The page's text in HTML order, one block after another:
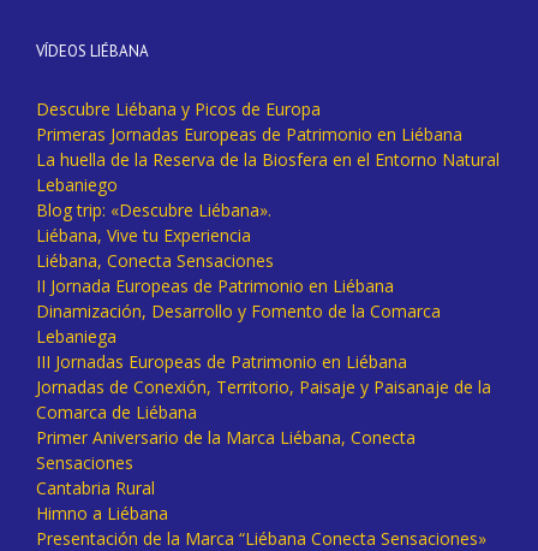
VÍDEOS LIÉBANA
Descubre Liébana y Picos de Europa
Primeras Jornadas Europeas de Patrimonio en Liébana
La huella de la Reserva de la Biosfera en el Entorno Natural
Lebaniego
Blog trip: «Descubre Liébana».
Liébana, Vive tu Experiencia
Liébana, Conecta Sensaciones
II Jornada Europeas de Patrimonio en Liébana
Dinamización, Desarrollo y Fomento de la Comarca
Lebaniega
III Jornadas Europeas de Patrimonio en Liébana
Jornadas de Conexión, Territorio, Paisaje y Paisanaje de la
Comarca de Liébana
Primer Aniversario de la Marca Liébana, Conecta
Sensaciones
Cantabria Rural
Himno a Liébana
Presentación de la Marca “Liébana Conecta Sensaciones»